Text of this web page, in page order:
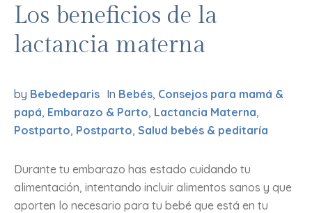
Los beneficios de la
lactancia materna
by Bebedeparis In Bebés, Consejos para mamá &
papá, Embarazo & Parto, Lactancia Materna,
Postparto, Postparto, Salud bebés & peditaría
Durante tu embarazo has estado cuidando tu
alimentación, intentando incluir alimentos sanos y que
aporten lo necesario para tu bebé que está en tu